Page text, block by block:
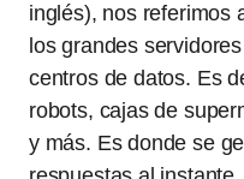
inglés), nos referimos
los grandes
centros de datos. Es
robots, cajas de
y más. Es donde se